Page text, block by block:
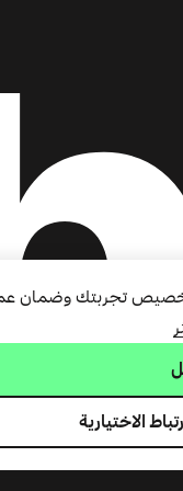
تجربتك وضمان
الاختيارية